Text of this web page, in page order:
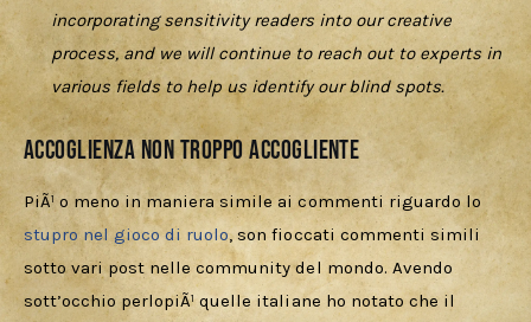
incorporating sensitivity readers into our creative
process, and we will continue to reach out to experts in
various fields to help us identify our blind spots.
Accoglienza non troppo accogliente
PiÃ¹ o meno in maniera simile ai commenti riguardo lo
stupro nel gioco di ruolo, son fioccati commenti simili
sotto vari post nelle community del mondo. Avendo
sott’occhio perlopiÃ¹ quelle italiane ho notato che il